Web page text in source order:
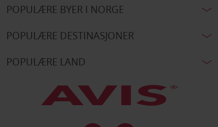
POPULÆRE BYER I NORGE
POPULÆRE DESTINASJONER
POPULÆRE LAND